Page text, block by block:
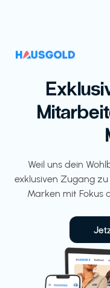
Weil uns dein
exklusiven Zugang
Marken mit Fokus